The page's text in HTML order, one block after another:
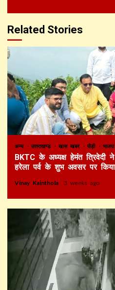
Related Stories
अन्य उत्तराखण्ड खास खबर पौड़ी भाजपा
BKTC के अध्यक्ष हेमंत
हरेला पर्व के शुभ अवसर पर किया
Vinay Kainthola 3 weeks ago